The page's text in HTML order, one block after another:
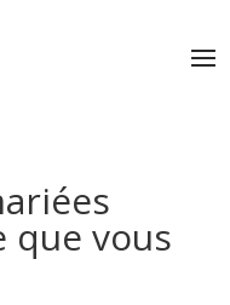
que vous